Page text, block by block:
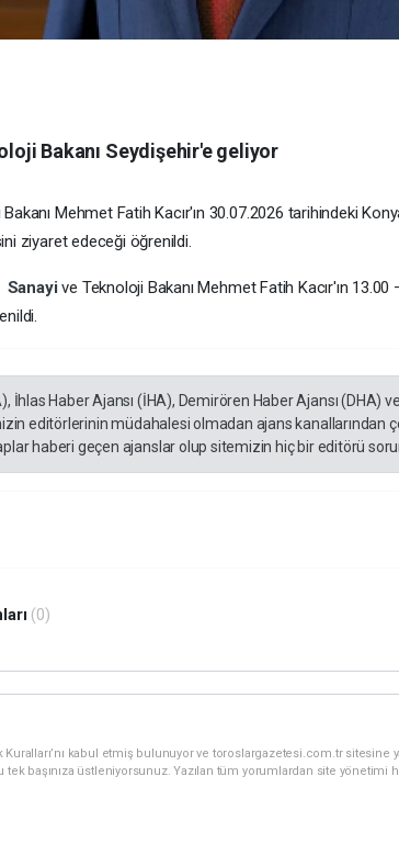
Bakanı Seydişehir'e geliyor
Mehmet Fatih Kacır'ın 30.07.2026 tarihindeki
ziyaret edeceği öğrenildi.
Sanayive Teknoloji Bakanı Mehmet Fatih Kacır'ın
İhlas Haber Ajansı (İHA), Demirören Haber Ajansı (DHA)
editörlerinin müdahalesi olmadan ajans kanallarından
haberi geçen ajanslar olup sitemizin hiç bir editörü
(0)
kabul etmiş bulunuyor ve toroslargazetesi.com.tr sitesine
tek başınıza üstleniyorsunuz. Yazılan tüm yorumlardan site